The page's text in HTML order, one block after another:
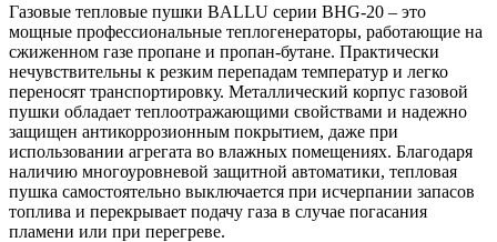
Газовые тепловые пушки BALLU серии BHG-20 – это
мощные профессиональные теплогенераторы, работающие на
сжиженном газе пропане и пропан-бутане. Практически
нечувствительны к резким перепадам температур и легко
переносят транспортировку. Металлический корпус газовой
пушки обладает теплоотражающими свойствами и надежно
защищен антикоррозионным покрытием, даже при
использовании агрегата во влажных помещениях. Благодаря
наличию многоуровневой защитной автоматики, тепловая
пушка самостоятельно выключается при исчерпании запасов
топлива и перекрывает подачу газа в случае погасания
пламени или при перегреве.